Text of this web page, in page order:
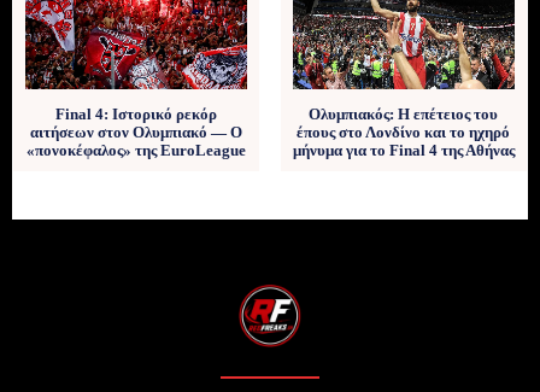
Final 4: Ιστορικό ρεκόρ
αιτήσεων στον Ολυμπιακό — Ο
«πονοκέφαλος» της EuroLeague
Ολυμπιακός: Η επέτειος του
έπους στο Λονδίνο και το ηχηρό
μήνυμα για το Final 4 της Αθήνας